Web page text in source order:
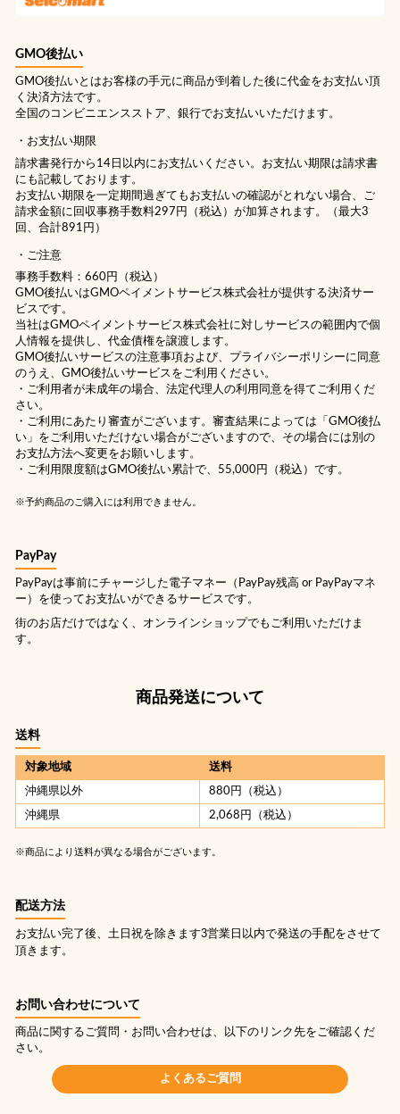
GMO後払い
GMO後払いとはお客様の手元に商品が到着した後に代金をお支払い頂
く決済方法です。
全国のコンビニエンスストア、銀行でお支払いいただけます。
お支払い期限
請求書発行から14日以内にお支払いください。お支払い期限は請求書
にも記載しております。
お支払い期限を一定期間過ぎてもお支払いの確認がとれない場合、ご
請求金額に回収事務手数料297円（税込）が加算されます。（最大3
回、合計891円）
ご注意
事務手数料：660円（税込）
GMO後払いはGMOペイメントサービス株式会社が提供する決済サー
ビスです。
当社はGMOペイメントサービス株式会社に対しサービスの範囲内で個
人情報を提供し、代金債権を譲渡します。
GMO後払いサービスの注意事項および、 プライバシーポリシーに同意
のうえ、GMO後払いサービスをご利用ください。
・ご利用者が未成年の場合、法定代理人の利用同意を得てご利用くだ
さい。
・ご利用にあたり審査がございます。審査結果によっては「GMO後払
い」をご利用いただけない場合がございますので、その場合には別の
お支払方法へ変更をお願いします。
・ご利用限度額はGMO後払い累計で、55,000円（税込）です。
※予約商品のご購入には利用できません。
PayPay
PayPayは事前にチャージした電子マネー（PayPay残高 or PayPayマネ
ー）を使ってお支払いができるサービスです。
街のお店だけではなく、オンラインショップでもご利用いただけま
す。
商品発送について
送料
対象地域 送料
沖縄県以外 880円（税込）
沖縄県 2,068円（税込）
※商品により送料が異なる場合がございます。
配送方法
お支払い完了後、土日祝を除きます3営業日以内で発送の手配をさせて
頂きます。
お問い合わせについて
商品に関するご質問・お問い合わせは、以下のリンク先をご確認くだ
さい。
よくあるご質問